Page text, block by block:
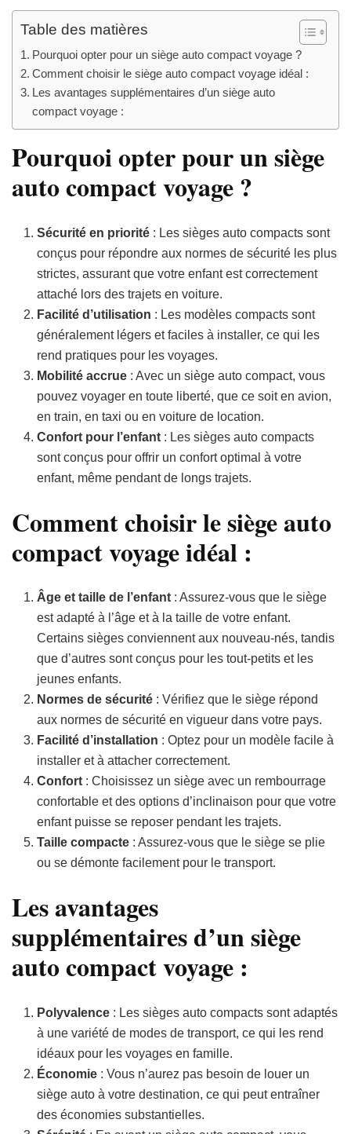
Table des matières
Pourquoi opter pour un siège auto compact voyage ?
Comment choisir le siège auto compact voyage idéal :
Les avantages supplémentaires d’un siège auto
compact voyage :
Pourquoi opter pour un siège
auto compact voyage ?
Sécurité en priorité : Les sièges auto compacts sont
conçus pour répondre aux normes de sécurité les plus
strictes, assurant que votre enfant est correctement
attaché lors des trajets en voiture.
Facilité d’utilisation : Les modèles compacts sont
généralement légers et faciles à installer, ce qui les
rend pratiques pour les voyages.
Mobilité accrue : Avec un siège auto compact, vous
pouvez voyager en toute liberté, que ce soit en avion,
en train, en taxi ou en voiture de location.
Confort pour l’enfant : Les sièges auto compacts
sont conçus pour offrir un confort optimal à votre
enfant, même pendant de longs trajets.
Comment choisir le siège auto
compact voyage idéal :
Âge et taille de l’enfant : Assurez-vous que le siège
est adapté à l’âge et à la taille de votre enfant.
Certains sièges conviennent aux nouveau-nés, tandis
que d’autres sont conçus pour les tout-petits et les
jeunes enfants.
Normes de sécurité : Vérifiez que le siège répond
aux normes de sécurité en vigueur dans votre pays.
Facilité d’installation : Optez pour un modèle facile à
installer et à attacher correctement.
Confort : Choisissez un siège avec un rembourrage
confortable et des options d’inclinaison pour que votre
enfant puisse se reposer pendant les trajets.
Taille compacte : Assurez-vous que le siège se plie
ou se démonte facilement pour le transport.
Les avantages
supplémentaires d’un siège
auto compact voyage :
Polyvalence : Les sièges auto compacts sont adaptés
à une variété de modes de transport, ce qui les rend
idéaux pour les voyages en famille.
Économie : Vous n’aurez pas besoin de louer un
siège auto à votre destination, ce qui peut entraîner
des économies substantielles.